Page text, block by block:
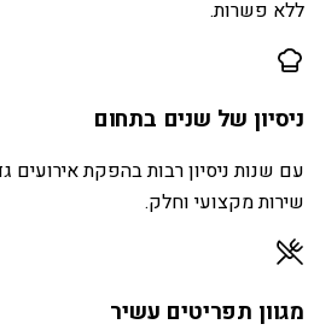
ללא פשרות.
ניסיון של שנים בתחום
עם שנות ניסיון רבות בהפקת אירועים
שירות מקצועי וחלק.
מגוון תפריטים עשיר